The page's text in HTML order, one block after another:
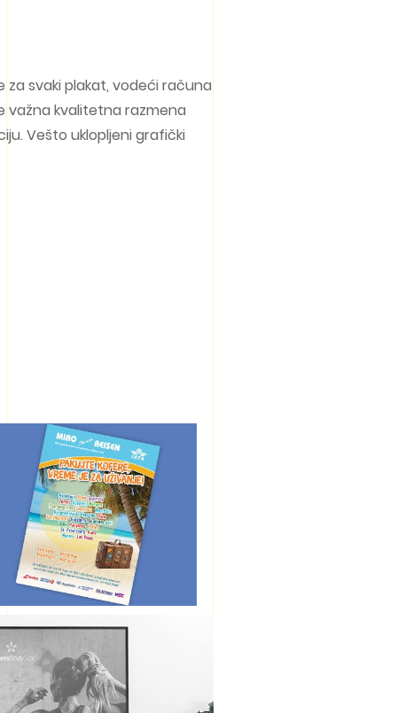
svaki plakat, vodeći računa
važna kvalitetna razmena
Vešto uklopljeni grafički